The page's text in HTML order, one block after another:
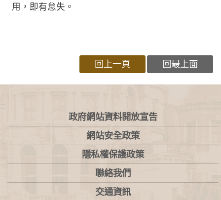
用，即有怠失。
回上一頁 回最上面
:::
政府網站資料開放宣告
網站安全政策
隱私權保護政策
聯絡我們
交通資訊